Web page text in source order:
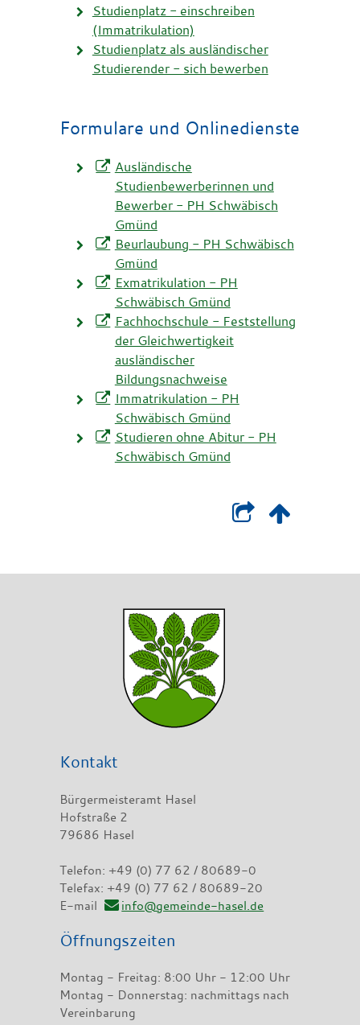
Studienplatz - einschreiben
(Immatrikulation)
Studienplatz als ausländischer
Studierender - sich bewerben
Formulare und Onlinedienste
Ausländische
Studienbewerberinnen und
Bewerber - PH Schwäbisch
Gmünd
Beurlaubung - PH Schwäbisch
Gmünd
Exmatrikulation - PH
Schwäbisch Gmünd
Fachhochschule - Feststellung
der Gleichwertigkeit
ausländischer
Bildungsnachweise
Immatrikulation - PH
Schwäbisch Gmünd
Studieren ohne Abitur - PH
Schwäbisch Gmünd
Kontakt
Bürgermeisteramt Hasel
Hofstraße 2
79686 Hasel
Telefon: +49 (0) 77 62 / 80689-0
Telefax: +49 (0) 77 62 / 80689-20
E-mail
info@gemeinde-hasel.de
Öffnungszeiten
Montag - Freitag: 8:00 Uhr - 12:00 Uhr
Montag - Donnerstag: nachmittags nach
Vereinbarung